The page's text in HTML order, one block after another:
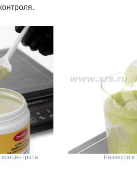
концентрата Развести